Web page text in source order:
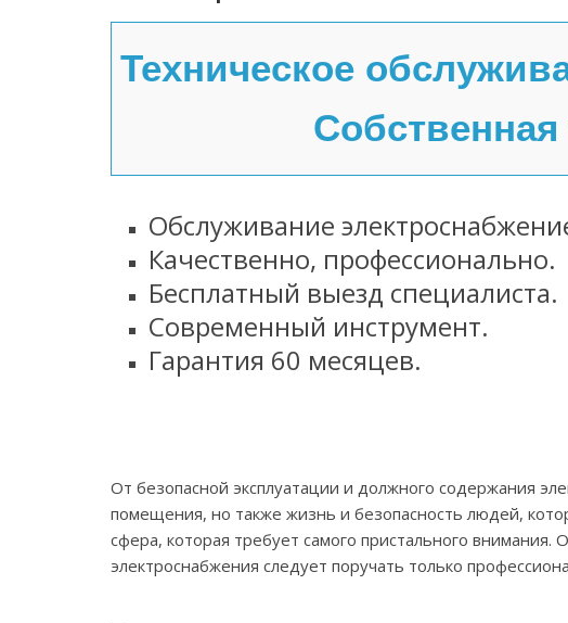
Техническое
Обслуживание
Качественно, профессионально.
Бесплатный выезд специалиста.
Современный инструмент.
Гарантия 60 месяцев.
От безопасной эксплуатации и должного содержания
помещения, но также жизнь и безопасность людей,
сфера, которая требует самого пристального
электроснабжения следует поручать только